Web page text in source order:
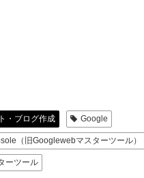
・ブログ作成 Google
（旧Googlewebマスターツール）
ーツール